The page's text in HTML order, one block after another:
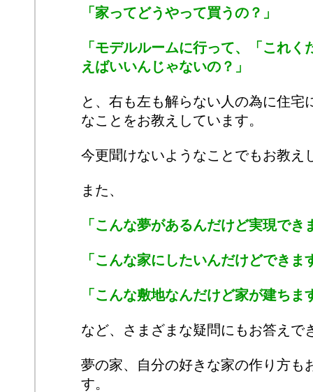
「家ってどうやって買うの？」
「モデルルームに行って、「これく
えばいいんじゃないの？」
と、右も左も解らない人の為に住宅
なことをお教えしています。
今更聞けないようなことでもお教え
また、
「こんな夢があるんだけど実現でき
「こんな家にしたいんだけどできま
「こんな敷地なんだけど家が建ちま
など、さまざまな疑問にもお答えで
夢の家、自分の好きな家の作り方も
す。